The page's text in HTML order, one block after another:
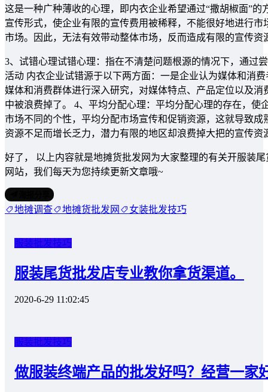
这是一种广种薄收的心理，即内衣企业希望通过“撒胡椒面”
宣传形式，使企业有限的宣传费用被稀释，不能很好地进行
市场。因此，无法有效带动整体市场，反而造成有限的宣传资
3、试错心理试错心理：指在不清楚问题根源的情况下，通过
活动 内衣企业试错源于以下两方面：一是企业认为媒体和消
媒体和消费群体进行深入研究，对媒体特点、产品定位以及
中被浪费掉了。 4、平均分配心理：平均分配心理的存在，
市场不同的个性，平均分配市场宣传和促销资源，这就导致
资源不足而增长乏力，潜力有限的地区却浪费掉大把的宣传资
好了， 以上内容就是地摊货批发网为大家整理的有关开服装
网站，我们每天为您持续更新文章哦~
地摊调查 地摊货批发网 女装批发技巧
服装批发技巧
服装尾货批发店专业教你拿货渠道。
2020-6-29 11:02:45
服装批发技巧
做服装终端产品的批发好吗？经营一家